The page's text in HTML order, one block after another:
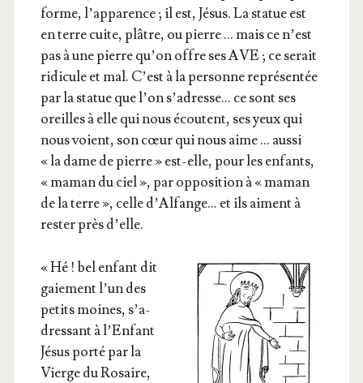
forme, l’ap­pa­rence ; il est, Jésus. La sta­tue est
en terre cuite, plâtre, ou pierre … mais ce n’est
pas à une pierre qu’on offre ses AVE ; ce serait
ridi­cule et mal. C’est à la per­sonne repré­sen­tée
par la sta­tue que l’on s’a­dresse… ce sont ses
oreilles à elle qui nous écoutent, ses yeux qui
nous voient, son cœur qui nous aime … aus­si
« la dame de pierre » est-elle, pour les enfants,
« maman du ciel », par oppo­si­tion à « maman
de la terre », celle d’Al­fange… et ils aiment à
res­ter près d’elle.
« Hé ! bel enfant dit
gaie­ment l’un des
petits moines, s’a­
dres­sant à l’En­fant
Jésus por­té par la
Vierge du Rosaire,